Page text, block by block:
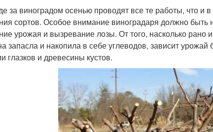
за виноградом осенью проводят все те работы, что и
сортов. Особое внимание виноградаря должно
урожая и вызревание лозы. От того, насколько рано
запасла и накопила в себе углеводов, зависит
глазков и древесины кустов.